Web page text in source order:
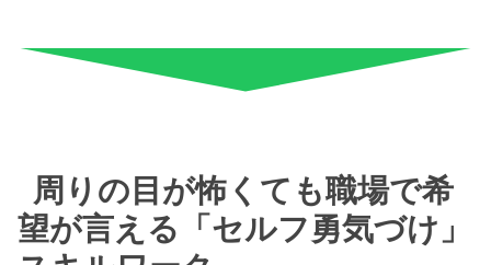
周りの目が怖くても職場で希
望が言える「セルフ勇気づけ」